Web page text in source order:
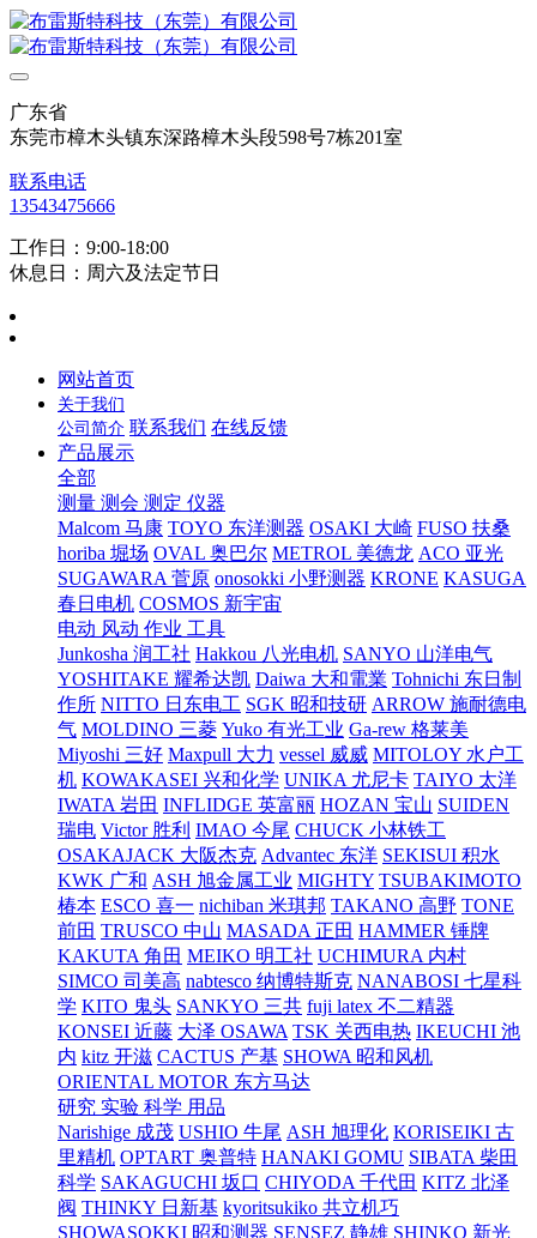
广东省
东莞市樟木头镇东深路樟木头段598号7栋201室
联系电话
13543475666
工作日：9:00-18:00
休息日：周六及法定节日
网站首页
关于我们
公司简介 联系我们 在线反馈
产品展示
全部
测量 测会 测定 仪器
Malcom 马康 TOYO 东洋测器 OSAKI 大崎 FUSO 扶桑
horiba 堀场 OVAL 奥巴尔 METROL 美德龙 ACO 亚光
SUGAWARA 菅原 onosokki 小野测器 KRONE KASUGA
春日电机 COSMOS 新宇宙
电动 风动 作业 工具
Junkosha 润工社 Hakkou 八光电机 SANYO 山洋电气
YOSHITAKE 耀希达凯 Daiwa 大和電業 Tohnichi 东日制
作所 NITTO 日东电工 SGK 昭和技研 ARROW 施耐德电
气 MOLDINO 三菱 Yuko 有光工业 Ga-rew 格莱美
Miyoshi 三好 Maxpull 大力 vessel 威威 MITOLOY 水户工
机 KOWAKASEI 兴和化学 UNIKA 尤尼卡 TAIYO 太洋
IWATA 岩田 INFLIDGE 英富丽 HOZAN 宝山 SUIDEN
瑞电 Victor 胜利 IMAO 今尾 CHUCK 小林铁工
OSAKAJACK 大阪杰克 Advantec 东洋 SEKISUI 积水
KWK 广和 ASH 旭金属工业 MIGHTY TSUBAKIMOTO
椿本 ESCO 喜一 nichiban 米琪邦 TAKANO 高野 TONE
前田 TRUSCO 中山 MASADA 正田 HAMMER 锤牌
KAKUTA 角田 MEIKO 明工社 UCHIMURA 内村
SIMCO 司美高 nabtesco 纳博特斯克 NANABOSI 七星科
学 KITO 鬼头 SANKYO 三共 fuji latex 不二精器
KONSEI 近藤 大泽 OSAWA TSK 关西电热 IKEUCHI 池
内 kitz 开滋 CACTUS 产基 SHOWA 昭和风机
ORIENTAL MOTOR 东方马达
研究 实验 科学 用品
Narishige 成茂 USHIO 牛尾 ASH 旭理化 KORISEIKI 古
里精机 OPTART 奥普特 HANAKI GOMU SIBATA 柴田
科学 SAKAGUCHI 坂口 CHIYODA 千代田 KITZ 北泽
阀 THINKY 日新基 kyoritsukiko 共立机巧
SHOWASOKKI 昭和测器 SENSEZ 静雄 SHINKO 新光